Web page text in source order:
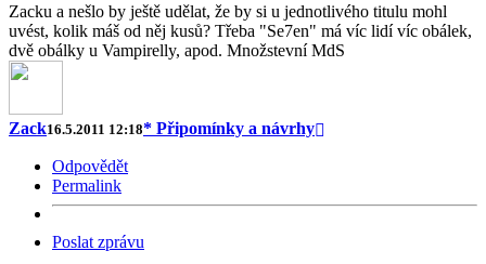
Zacku a nešlo by ještě udělat, že by si u jednotlivého titulu mohl
uvést, kolik máš od něj kusů? Třeba "Se7en" má víc lidí víc obálek,
dvě obálky u Vampirelly, apod. Množstevní MdS
Zack16.5.2011 12:18* Připomínky a návrhy
Odpovědět
Permalink
Poslat zprávu